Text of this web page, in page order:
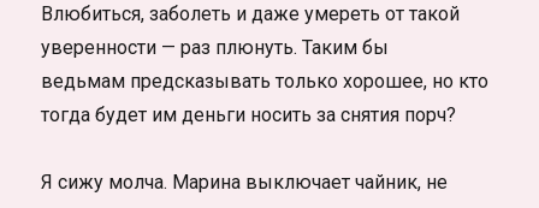
Влюбиться, заболеть и даже умереть от такой
уверенности — раз плюнуть. Таким бы
ведьмам предсказывать только хорошее, но кто
тогда будет им деньги носить за снятия порч?
Я сижу молча. Марина выключает чайник, не